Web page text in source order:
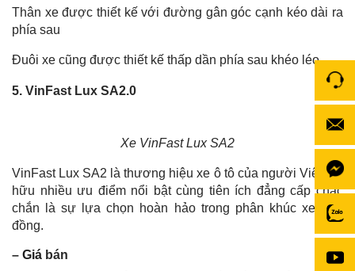
Thân xe được thiết kế với đường gân góc cạnh kéo dài ra
phía sau
Đuôi xe cũng được thiết kế thấp dần phía sau khéo léo.
5. VinFast Lux SA2.0
Xe VinFast Lux SA2
VinFast Lux SA2 là thương hiệu xe ô tô của người Việt, sở
hữu nhiều ưu điểm nổi bật cùng tiên ích đẳng cấp chắc
chắn là sự lựa chọn hoàn hảo trong phân khúc xe 2 tỷ
đồng.
– Giá bán